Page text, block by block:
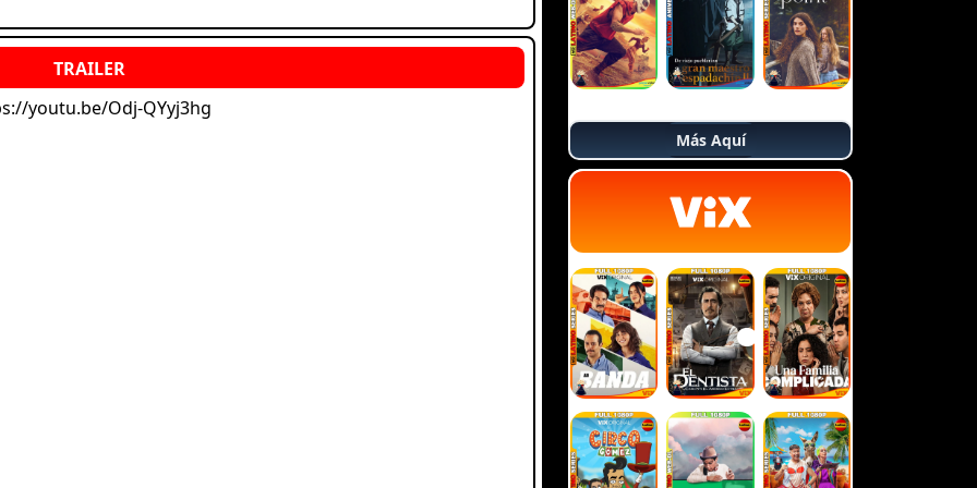
youtu.be/Odj-QYyj3hg
Más Aquí